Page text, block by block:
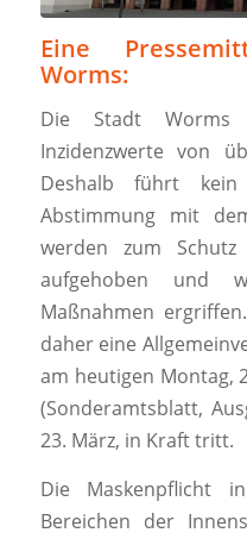
Eine
Worms:
Die Stadt Worms
Inzidenzwerte von
Deshalb führt
Abstimmung mit
werden zum
aufgehoben und
Maßnahmen
daher eine
am heutigen Montag,
(Sonderamtsblatt,
23. März, in Kraft tritt.
Die Maskenpflicht
Bereichen der